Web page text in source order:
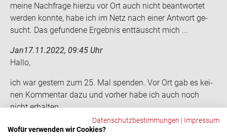
meine Nach­fra­ge hier­zu vor Ort auch nicht be­ant­wor­tet
wer­den konn­te, habe ich im Netz nach einer Ant­wort ge­
sucht. Das ge­fun­de­ne Er­geb­nis ent­täuscht mich ...
Jan17.11.2022, 09:45 Uhr
Hallo,
ich war ges­tern zum 25. Mal spen­den. Vor Ort gab es kei­
nen Kom­men­tar dazu und vor­her habe ich auch noch
nicht er­hal­ten.
Wie komme ich zu mei­nen Ehren?
BG
Datenschutzbestimmungen | Impressum
Wofür verwenden wir Cookies?